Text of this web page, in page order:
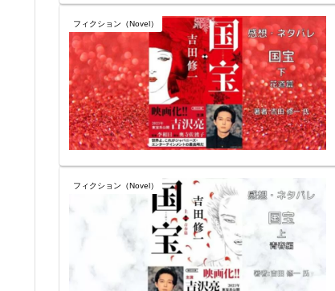
フィクション（Novel）
フィクション（Novel）